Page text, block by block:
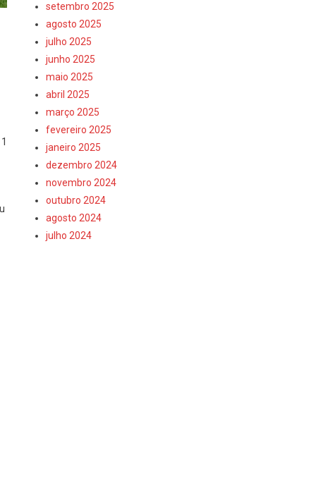
setembro 2025
agosto 2025
julho 2025
junho 2025
maio 2025
abril 2025
março 2025
fevereiro 2025
janeiro 2025
dezembro 2024
novembro 2024
outubro 2024
agosto 2024
julho 2024